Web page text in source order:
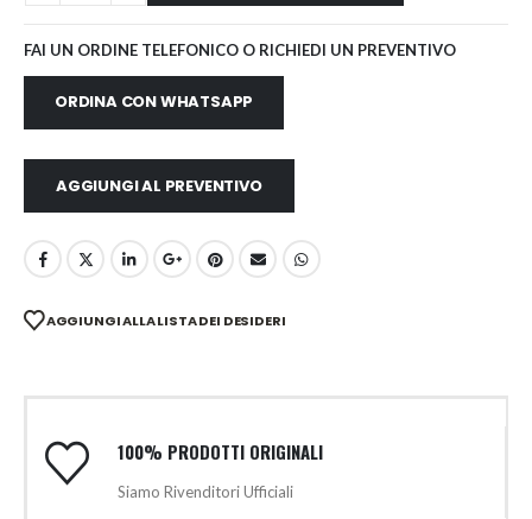
FAI UN ORDINE TELEFONICO O RICHIEDI UN PREVENTIVO
ORDINA CON WHATSAPP
AGGIUNGI AL PREVENTIVO
AGGIUNGI ALLA LISTA DEI DESIDERI
100% PRODOTTI ORIGINALI
Siamo Rivenditori Ufficiali